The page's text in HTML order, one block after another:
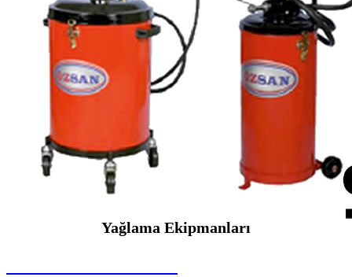
Yağlama Ekipmanları